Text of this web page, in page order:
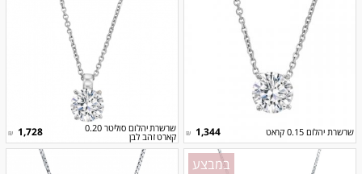
שרשרת יהלום 0.15 קראט 1,344
₪
שרשרת יהלום סוליטר 0.20
קארט זהב לבן
1,728
₪
במבצע